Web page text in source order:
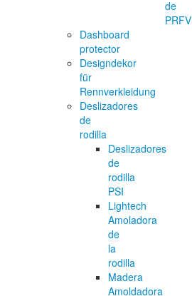
de
PRFV
Dashboard
protector
Designdekor
für
Rennverkleidung
Deslizadores
de
rodilla
Deslizadores
de
rodilla
PSI
Lightech
Amoladora
de
la
rodilla
Madera
Amoldadora